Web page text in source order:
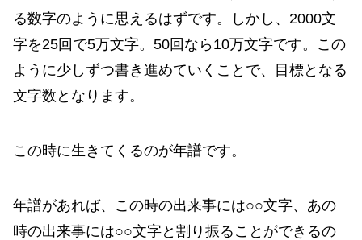
る数字のように思えるはずです。しかし、2000文
字を25回で5万文字。50回なら10万文字です。この
ように少しずつ書き進めていくことで、目標となる
文字数となります。
この時に生きてくるのが年譜です。
年譜があれば、この時の出来事には○○文字、あの
時の出来事には○○文字と割り振ることができるの